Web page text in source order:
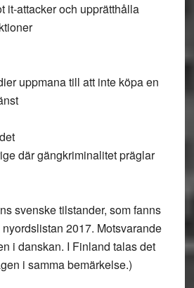
it-attacker och upprätthålla
uppmana till att inte köpa en
där gängkriminalitet präglar
svenske tilstander, som fanns
2017. Motsvarande
i danskan. I Finland talas det
i samma bemärkelse.)